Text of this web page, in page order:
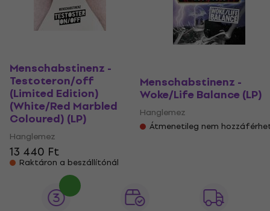
Menschabstinenz -
Testoteron/off
(Limited Edition)
(White/Red Marbled
Coloured) (LP)
Hanglemez
13 440 Ft
Raktáron a beszállítónál
Menschabstinenz -
Woke/Life Balance (LP)
Hanglemez
Átmenetileg nem